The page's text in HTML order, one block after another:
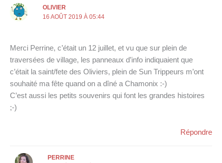
OLIVIER
16 AOÛT 2019 À 05:44
Merci Perrine, c’était un 12 juillet, et vu que sur plein de
traversées de village, les panneaux d’info indiquaient que
c’était la saint/fete des Oliviers, plein de Sun Trippeurs m’ont
souhaité ma fête quand on a dîné a Chamonix :-)
C’est aussi les petits souvenirs qui font les grandes histoires
;-)
Répondre
PERRINE